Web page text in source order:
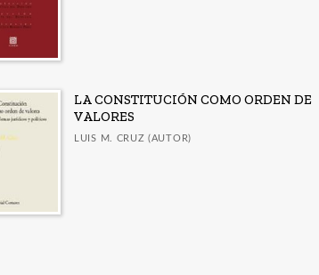
LA CONSTITUCIÓN COMO ORDEN DE
VALORES
LUIS M. CRUZ (AUTOR)